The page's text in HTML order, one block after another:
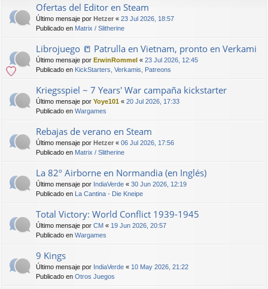
Ofertas del Editor en Steam
Último mensaje por Hetzer « 23 Jul 2026, 18:57
Publicado en Matrix / Slitherine
Librojuego 📒 Patrulla en Vietnam, pronto en Verkami
Último mensaje por ErwinRommel « 23 Jul 2026, 12:45
Publicado en KickStarters, Verkamis, Patreons
Kriegsspiel ~ 7 Years' War campaña kickstarter
Último mensaje por Yoye101 « 20 Jul 2026, 17:33
Publicado en Wargames
Rebajas de verano en Steam
Último mensaje por Hetzer « 06 Jul 2026, 17:56
Publicado en Matrix / Slitherine
La 82º Airborne en Normandia (en Inglés)
Último mensaje por IndiaVerde « 30 Jun 2026, 12:19
Publicado en La Cantina - Die Kneipe
Total Victory: World Conflict 1939-1945
Último mensaje por CM « 19 Jun 2026, 20:57
Publicado en Wargames
9 Kings
Último mensaje por IndiaVerde « 10 May 2026, 21:22
Publicado en Otros Juegos